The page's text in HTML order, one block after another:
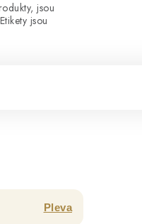
jsou
jsou
Pleva